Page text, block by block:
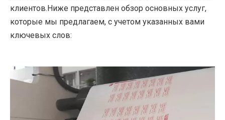
клиентов.Ниже представлен обзор основных услуг,
которые мы предлагаем, с учетом указанных вами
ключевых слов: